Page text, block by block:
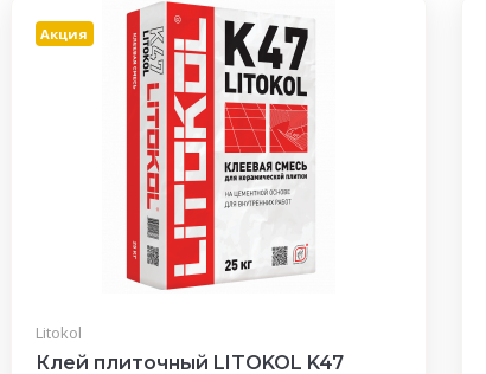
Акция
Litokol
Клей плиточный LITOKOL K47